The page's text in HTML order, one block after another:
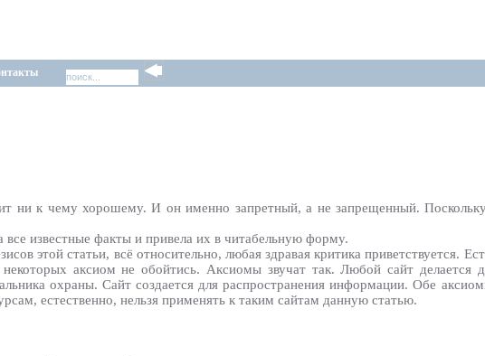
ни к чему хорошему. И он именно запретный, а не запрещенный. Поскольку
известные факты и привела их в читабельную форму.
этой статьи, всё относительно, любая здравая критика приветствуется.
аксиом не обойтись. Аксиомы звучат так. Любой сайт делается
охраны. Сайт создается для распространения информации. Обе
естественно, нельзя применять к таким сайтам данную статью.